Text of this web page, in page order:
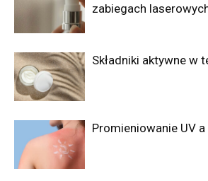
zabiegach
Składniki aktywne w
Promieniowanie UV